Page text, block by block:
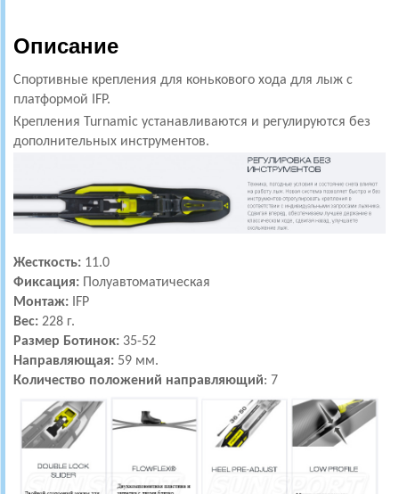
Описание
Спортивные крепления для конькового хода для лыж с
платформой IFP.
Крепления Turnamic устанавливаются и регулируются без
дополнительных инструментов.
Жесткость: 11.0
Фиксация: Полуавтоматическая
Монтаж: IFP
Вес: 228 г.
Размер Ботинок: 35-52
Направляющая: 59 мм.
Количество положений направляющий: 7